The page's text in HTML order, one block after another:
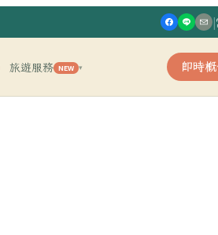
|
旅遊服務 NEW ▾ 即時